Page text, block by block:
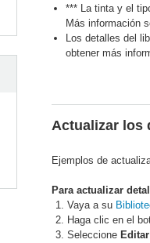
*** La tinta y el
Más información
Los detalles del
obtener más
Actualizar los
Ejemplos de
Para actualizar
Vaya a su
Haga clic en el
Seleccione